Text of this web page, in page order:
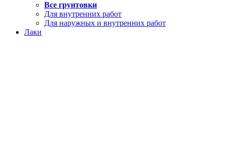
Все грунтовки
Для внутренних работ
Для наружных и внутренних работ
Лаки